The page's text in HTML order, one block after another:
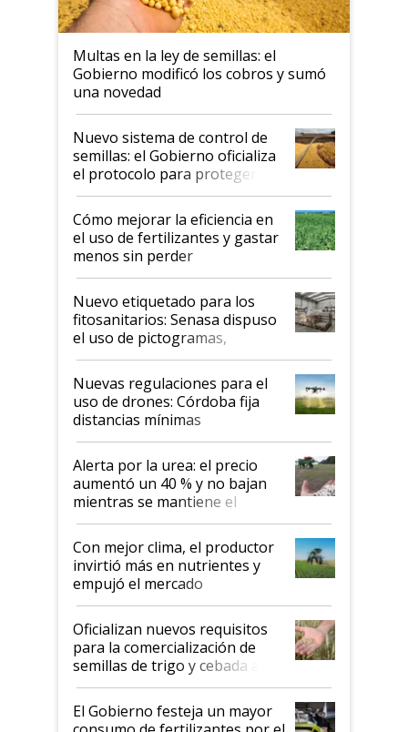
Multas en la ley de semillas: el
Gobierno modificó los cobros y sumó
una novedad
Nuevo sistema de control de
semillas: el Gobierno oficializa
el protocolo para proteger la
propiedad intelectual
Cómo mejorar la eficiencia en
el uso de fertilizantes y gastar
menos sin perder
productividad en la campaña
fina
Nuevo etiquetado para los
fitosanitarios: Senasa dispuso
el uso de pictogramas,
palabras de advertencia e
indicaciones
Nuevas regulaciones para el
uso de drones: Córdoba fija
distancias mínimas
Alerta por la urea: el precio
aumentó un 40 % y no bajan
mientras se mantiene el
conflicto en Medio Oriente
Con mejor clima, el productor
invirtió más en nutrientes y
empujó el mercado
Oficializan nuevos requisitos
para la comercialización de
semillas de trigo y cebada a
granel
El Gobierno festeja un mayor